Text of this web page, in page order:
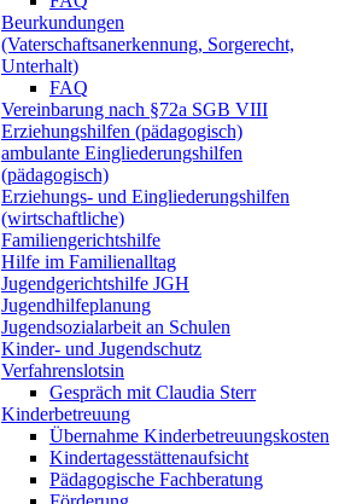
Beurkundungen
(Vaterschaftsanerkennung, Sorgerecht,
Unterhalt)
FAQ
Vereinbarung nach §72a SGB VIII
Erziehungshilfen (pädagogisch)
ambulante Eingliederungshilfen
(pädagogisch)
Erziehungs- und Eingliederungshilfen
(wirtschaftliche)
Familiengerichtshilfe
Hilfe im Familienalltag
Jugendgerichtshilfe JGH
Jugendhilfeplanung
Jugendsozialarbeit an Schulen
Kinder- und Jugendschutz
Verfahrenslotsin
Gespräch mit Claudia Sterr
Kinderbetreuung
Übernahme Kinderbetreuungskosten
Kindertagesstättenaufsicht
Pädagogische Fachberatung